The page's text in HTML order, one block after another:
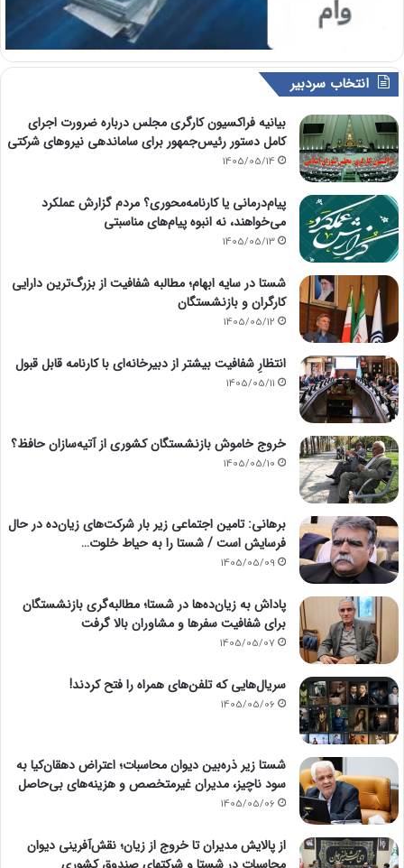
انتخاب سردبیر
بیانیه فراکسیون کارگری مجلس درباره ضرورت اجرای
کامل دستور رئیس‌جمهور برای ساماندهی نیروهای شرکتی
1405/05/14
پیام‌درمانی یا کارنامه‌محوری؟ مردم گزارش عملکرد
می‌خواهند، نه انبوه پیام‌های مناسبتی
1405/05/13
شستا در سایه ابهام؛ مطالبه شفافیت از بزرگ‌ترین دارایی
کارگران و بازنشستگان
1405/05/12
انتظارِ شفافیت بیشتر از دبیرخانه‌ای با کارنامه قابل قبول
1405/05/11
خروج خاموش بازنشستگان کشوری از آتیه‌سازان حافظ؟
1405/05/10
برهانی: تامین اجتماعی زیر بار شرکت‌های زیان‌ده در حال
فرسایش است / شستا را به حیاط خلوت…
1405/05/09
پاداش به زیان‌ده‌ها در شستا؛ مطالبه‌گری بازنشستگان
برای شفافیت سفرها و مشاوران بالا گرفت
1405/05/07
سریال‌هایی که تلفن‌های همراه را فتح کردند!
1405/05/06
شستا زیر ذره‌بین دیوان محاسبات؛ اعتراض دهقان‌کیا به
سود ناچیز، مدیران غیرمتخصص و هزینه‌های بی‌حاصل
1405/05/06
از پالایش مدیران تا خروج از زیان؛ نقش‌آفرینی دیوان